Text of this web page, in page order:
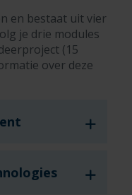
en bestaat uit vier
je drie modules
(15
over deze